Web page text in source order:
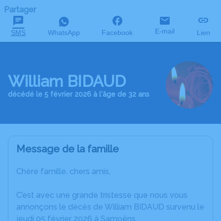
Partager
SMS WhatsApp Facebook E-mail Lien
William BIDAUD
décédé le 5 février 2026 à l'âge de 32 ans
Message de la famille
Chère famille, chers amis,
C’est avec une grande tristesse que nous vous
annonçons le décès de William BIDAUD survenu le
jeudi 05 février 2026 à Samoëns.